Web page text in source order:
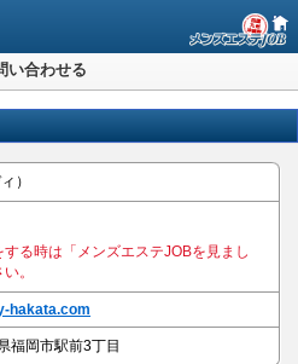
い合わせる
）
る時は「メンズエステJOBを見まし
。
hakata.com
岡市駅前3丁目